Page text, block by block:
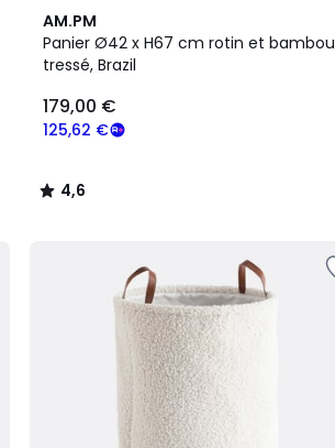
AM.PM
Panier Ø42 x H67 cm rotin et bambou
tressé, Brazil
125,62 €
179,00 €
4,6
/ 5
4,6
/